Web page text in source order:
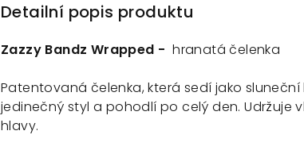
Detailní popis produktu
Zazzy Bandz Wrapped - hranatá čelenka
Patentovaná čelenka, která sedí jako
jedinečný styl a pohodlí po celý den. Udržuje
hlavy.